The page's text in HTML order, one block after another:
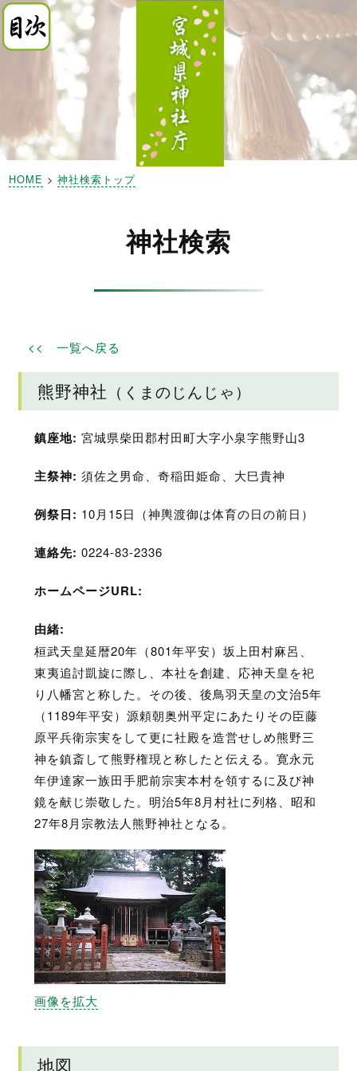
HOME >神社検索トップ
神社検索
<< 一覧へ戻る
熊野神社 （くまのじんじゃ）
鎮座地: 宮城県柴田郡村田町大字小泉字熊野山3
主祭神: 須佐之男命、奇稲田姫命、大巳貴神
例祭日: 10月15日（神輿渡御は体育の日の前日）
連絡先: 0224-83-2336
ホームページURL:
由緒:
桓武天皇延暦20年（801年平安）坂上田村麻呂、
東夷追討凱旋に際し、本社を創建、応神天皇を祀
り八幡宮と称した。その後、後鳥羽天皇の文治5年
（1189年平安）源頼朝奥州平定にあたりその臣藤
原平兵衛宗実をして更に社殿を造営せしめ熊野三
神を鎮斎して熊野権現と称したと伝える。寛永元
年伊達家一族田手肥前宗実本村を領するに及び神
鏡を献じ崇敬した。明治5年8月村社に列格、昭和
27年8月宗教法人熊野神社となる。
画像を拡大
地図